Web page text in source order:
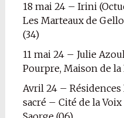
18 mai 24 – Irini
Les Marteaux de
(34)
11 mai 24 – Julie
Pourpre, Maison de
Avril 24 – Résidences
sacré – Cité de la